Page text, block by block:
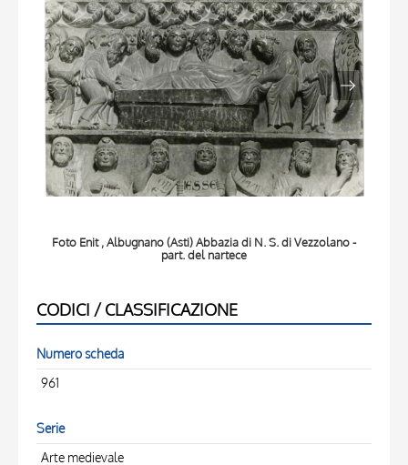
Foto Enit , Albugnano (Asti) Abbazia di N. S. di Vezzolano -
part. del nartece
CODICI / CLASSIFICAZIONE
Numero scheda
961
Serie
Arte medievale